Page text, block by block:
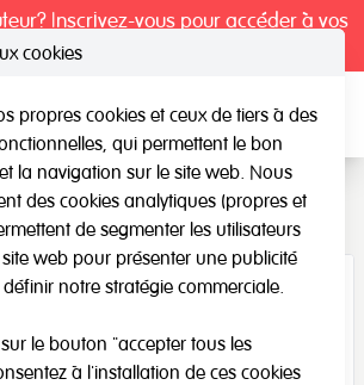
Inscrivez-vous pour accéder à vos
tarifs exclusifs.
cookies
propres cookies et ceux de tiers à des
qui permettent le bon
la navigation sur le site web. Nous
des cookies analytiques (propres et
de segmenter les utilisateurs
web pour présenter une publicité
notre stratégie commerciale.
le bouton "accepter tous les
à l'installation de ces cookies